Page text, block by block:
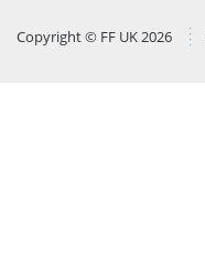
Copyright © FF UK 2026